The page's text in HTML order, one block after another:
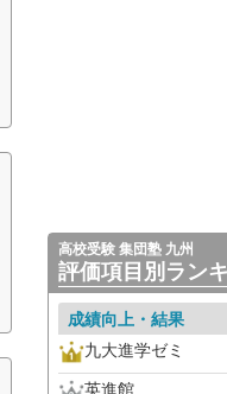
高校受験 集団塾 九州
評価項目別ラン
成績向上・結果
九大進学ゼミ
英進館